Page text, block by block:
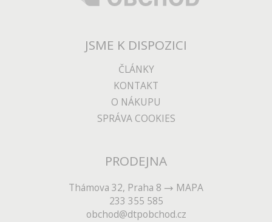
JSME K DISPOZICI
ČLÁNKY
KONTAKT
O NÁKUPU
SPRÁVA COOKIES
PRODEJNA
Thámova 32, Praha 8
MAPA
233 355 585
obchod@dtpobchod.cz